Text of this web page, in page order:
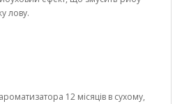
лову.
ароматизатора 12 місяців в сухому,